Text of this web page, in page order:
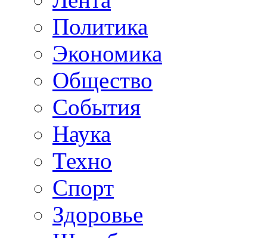
Политика
Экономика
Общество
События
Наука
Техно
Спорт
Здоровье